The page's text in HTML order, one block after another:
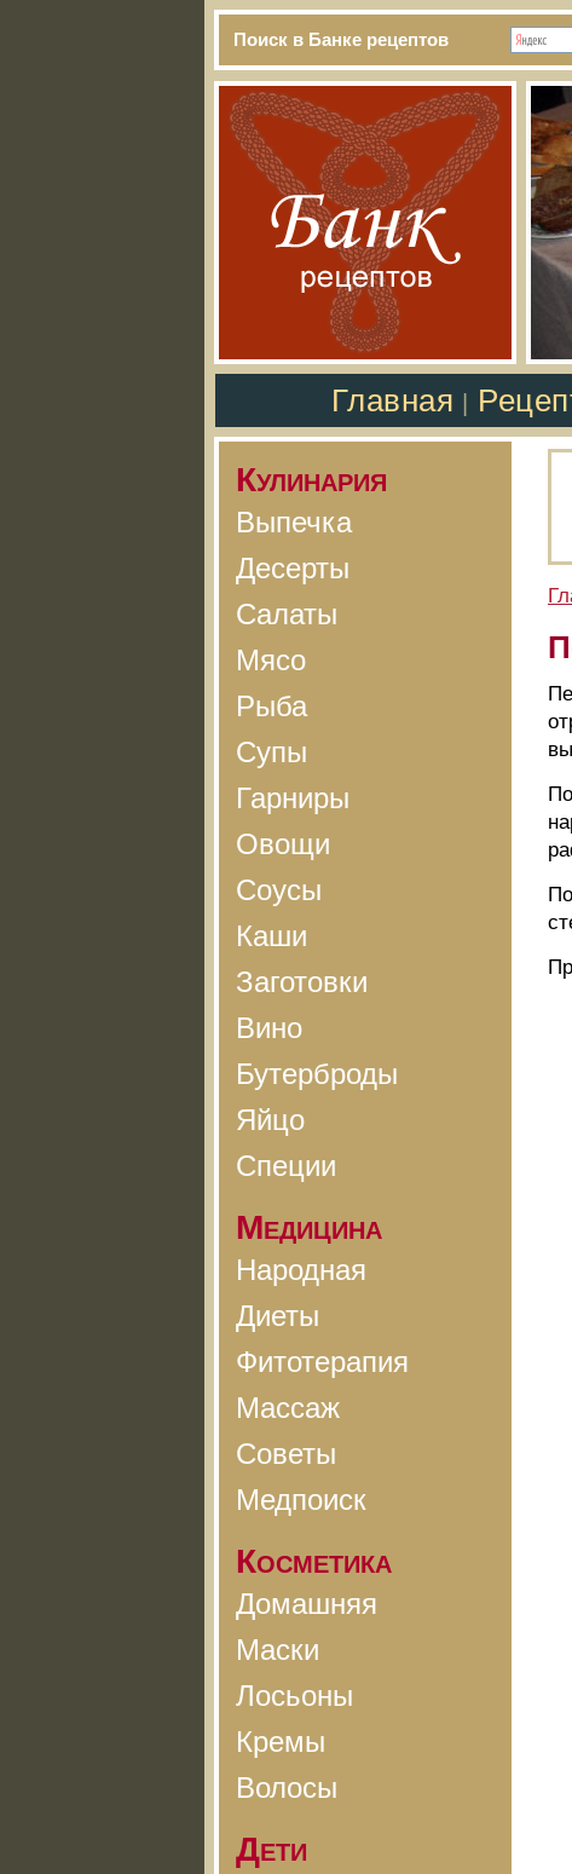
Поиск в Банке рецептов
Главная
Кулинария
Выпечка
Десерты
Салаты
Мясо
Рыба
Супы
Гарниры
Овощи
Соусы
Каши
Заготовки
Вино
Бутерброды
Яйцо
Специи
Медицина
Народная
Диеты
Фитотерапия
Массаж
Советы
Медпоиск
Косметика
Домашняя
Маски
Лосьоны
Кремы
Волосы
Дети